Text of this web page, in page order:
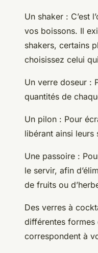
Un shaker : C’est
vos boissons. Il
shakers, certains
choisissez celui
Un verre doseur :
quantités de
Un pilon : Pour
libérant ainsi leurs
Une passoire :
le servir, afin
de fruits ou
Des verres à
différentes formes
correspondent à